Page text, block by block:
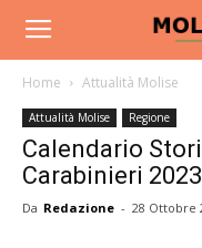
Home Attualità Molise
Attualità Molise Regione
Calendario
Carabinieri
Da Redazione - 28 Ottobre